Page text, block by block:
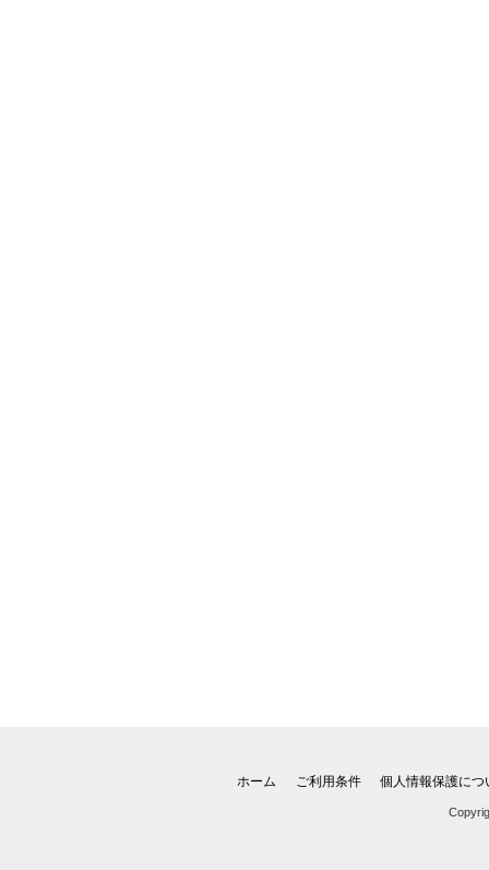
ホーム ご利用条件 個人情報保護につ